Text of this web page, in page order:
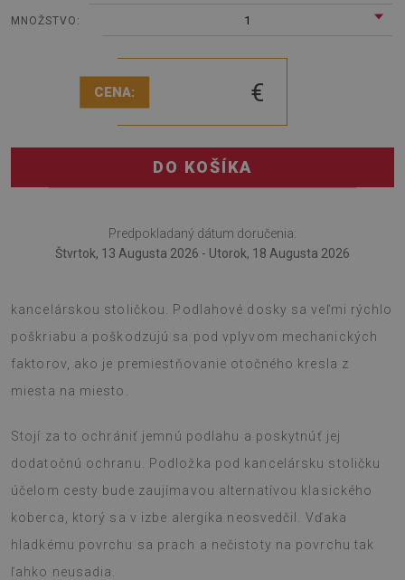
MNOŽSTVO: 1
CENA: €
DO KOŠÍKA
Predpokladaný dátum doručenia:
Štvrtok, 13 Augusta 2026 - Utorok, 18 Augusta 2026
kancelárskou stoličkou. Podlahové dosky sa veľmi rýchlo
poškriabu a poškodzujú sa pod vplyvom mechanických
faktorov, ako je premiestňovanie otočného kresla z
miesta na miesto.
Stojí za to ochrániť jemnú podlahu a poskytnúť jej
dodatočnú ochranu. Podložka pod kancelársku stoličku
účelom cesty bude zaujímavou alternatívou klasického
koberca, ktorý sa v izbe alergika neosvedčil. Vďaka
hladkému povrchu sa prach a nečistoty na povrchu tak
ľahko neusadia.